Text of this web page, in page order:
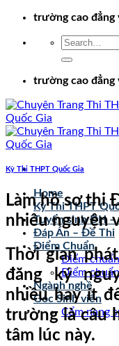
Chuyểntrường cao đẳng
trường cao đẳng
Home
Kỳ Thi THPT
Tuyển sinh ĐH –
Đáp Án – Đề Thi
Điểm Chuẩn
Điểm
Điểm
Ngành nghề
Góc Sinh viên
Cẩm nang
Kỳ Thi THPT Quốc Gia
Làm hồ sơ thi
nhiêu nguyện
Thời gian
đăng ký
nhiều hay ít
trường là câu
tâm lúc này.